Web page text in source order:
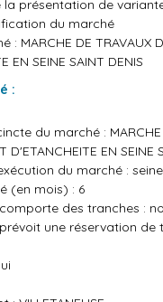
la présentation de
du marché
: MARCHE DE TRAVAUX
EN SEINE SAINT DENIS
:
du marché : MARCHE
D'ETANCHEITE EN SEINE
du marché :
(en mois) : 6
des tranches :
une réservation de